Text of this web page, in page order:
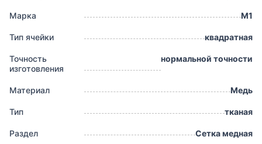
Марка М1
Тип ячейки квадратная
Точность
изготовления
нормальной точности
Материал Медь
Тип тканая
Раздел Сетка медная